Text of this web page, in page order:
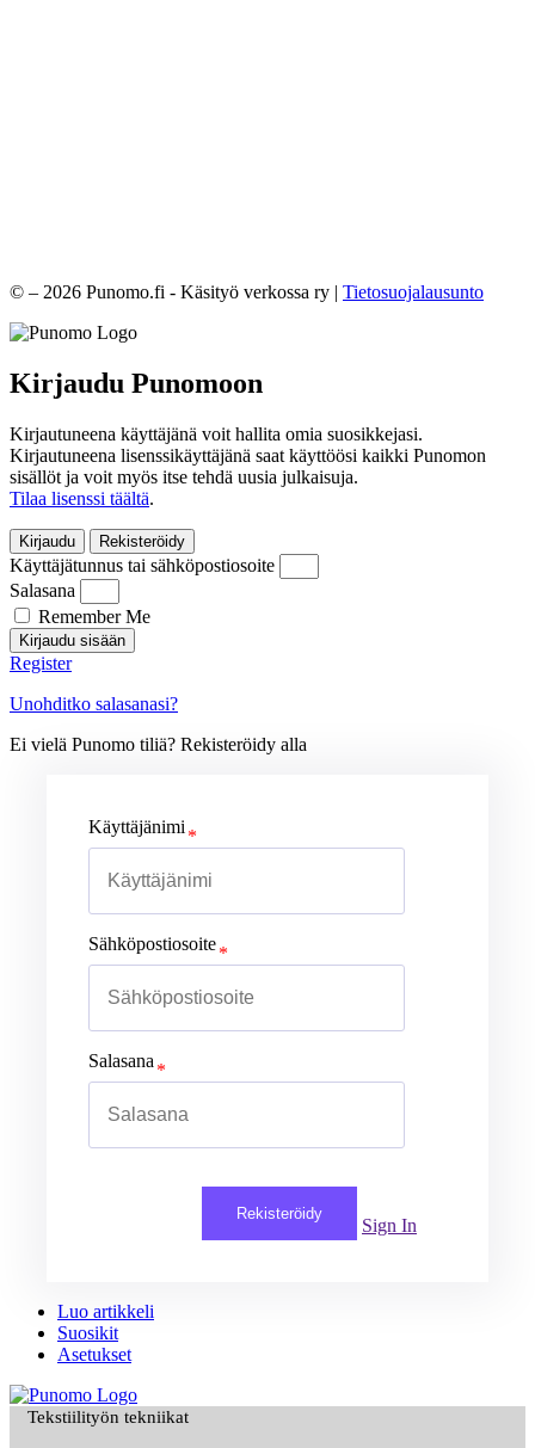
© – 2026 Punomo.fi - Käsityö verkossa ry | Tietosuojalausunto
Kirjaudu Punomoon
Kirjautuneena käyttäjänä voit hallita omia suosikkejasi.
Kirjautuneena lisenssikäyttäjänä saat käyttöösi kaikki Punomon
sisällöt ja voit myös itse tehdä uusia julkaisuja.
Tilaa lisenssi täältä.
Kirjaudu Rekisteröidy
Käyttäjätunnus tai sähköpostiosoite
Salasana
Remember Me
Kirjaudu sisään
Register
Unohditko salasanasi?
Ei vielä Punomo tiliä? Rekisteröidy alla
Käyttäjänimi
Sähköpostiosoite
Salasana
Rekisteröidy
Sign In
Luo artikkeli
Suosikit
Asetukset
Tekstiilityön tekniikat